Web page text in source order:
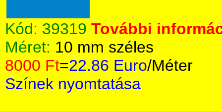
Kód: 39319 További
Méret: 10 mm széles
8000 Ft=22.86 Euro/Méter
Színek nyomtatása